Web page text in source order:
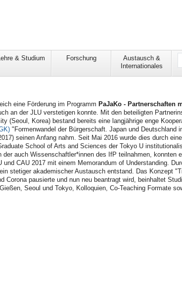
& Studium Forschung
Austausch &
Internationales
eine Förderung im Programm PaJaKo - Partnerschaften
an der JLU verstetigen konnte. Mit den beteiligten
(Seoul, Korea) bestand bereits eine langjährige enge
"Formenwandel der Bürgerschaft. Japan und Deutschland
seinen Anfang nahm. Seit Mai 2016 wurde dies durch
School of Arts and Sciences der Tokyo U
auch Wissenschaftler*innen des IfP teilnahmen, konnten
CAU 2017 mit einem Memorandum of Understanding.
stetiger akademischer Austausch entstand. Das Konzept
pausierte und nun neu beantragt wird, beinhaltet
Seoul und Tokyo, Kolloquien, Co-Teaching Formate